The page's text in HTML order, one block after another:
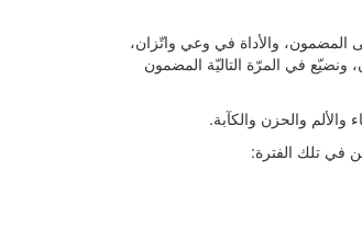
المضمون، والأداة في وعي واتّزان،
ونضيّع في المرّة التاليّة المضمون
والحزن والكآبة.
في تلك الفترة: